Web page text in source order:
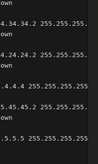
255.255.255.0
255.255.255.0
255.255.255.255
255.255.255.0
255.255.255.255